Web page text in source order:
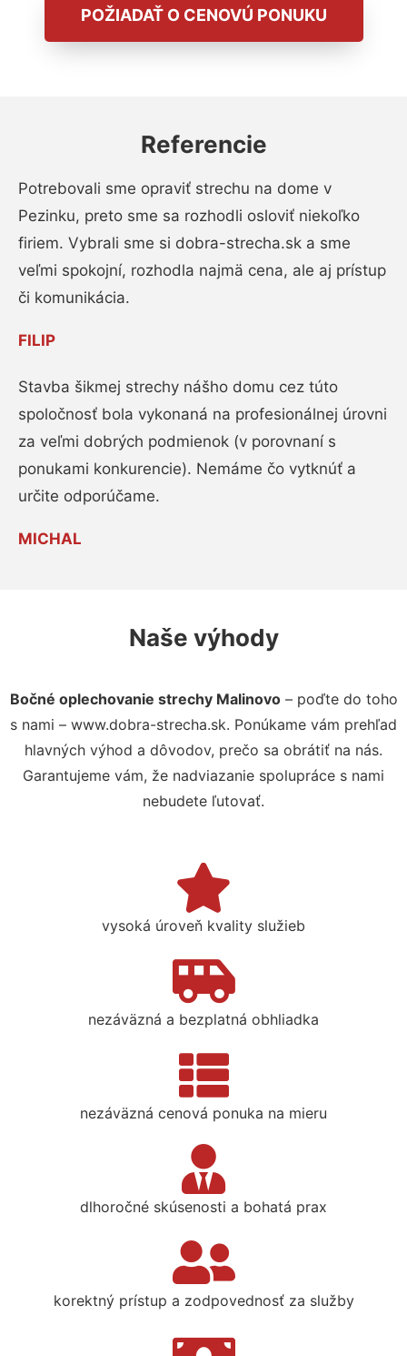
POŽIADAŤ O CENOVÚ PONUKU
Referencie
Potrebovali sme opraviť strechu na dome v
Pezinku, preto sme sa rozhodli osloviť niekoľko
firiem. Vybrali sme si dobra-strecha.sk a sme
veľmi spokojní, rozhodla najmä cena, ale aj prístup
či komunikácia.
FILIP
Stavba šikmej strechy nášho domu cez túto
spoločnosť bola vykonaná na profesionálnej úrovni
za veľmi dobrých podmienok (v porovnaní s
ponukami konkurencie). Nemáme čo vytknúť a
určite odporúčame.
MICHAL
Naše výhody
Bočné oplechovanie strechy Malinovo– poďte do toho
s nami – www.dobra-strecha.sk. Ponúkame vám prehľad
hlavných výhod a dôvodov, prečo sa obrátiť na nás.
Garantujeme vám, že nadviazanie spolupráce s nami
nebudete ľutovať.
vysoká úroveň kvality služieb
nezáväzná a bezplatná obhliadka
nezáväzná cenová ponuka na mieru
dlhoročné skúsenosti a bohatá prax
korektný prístup a zodpovednosť za služby